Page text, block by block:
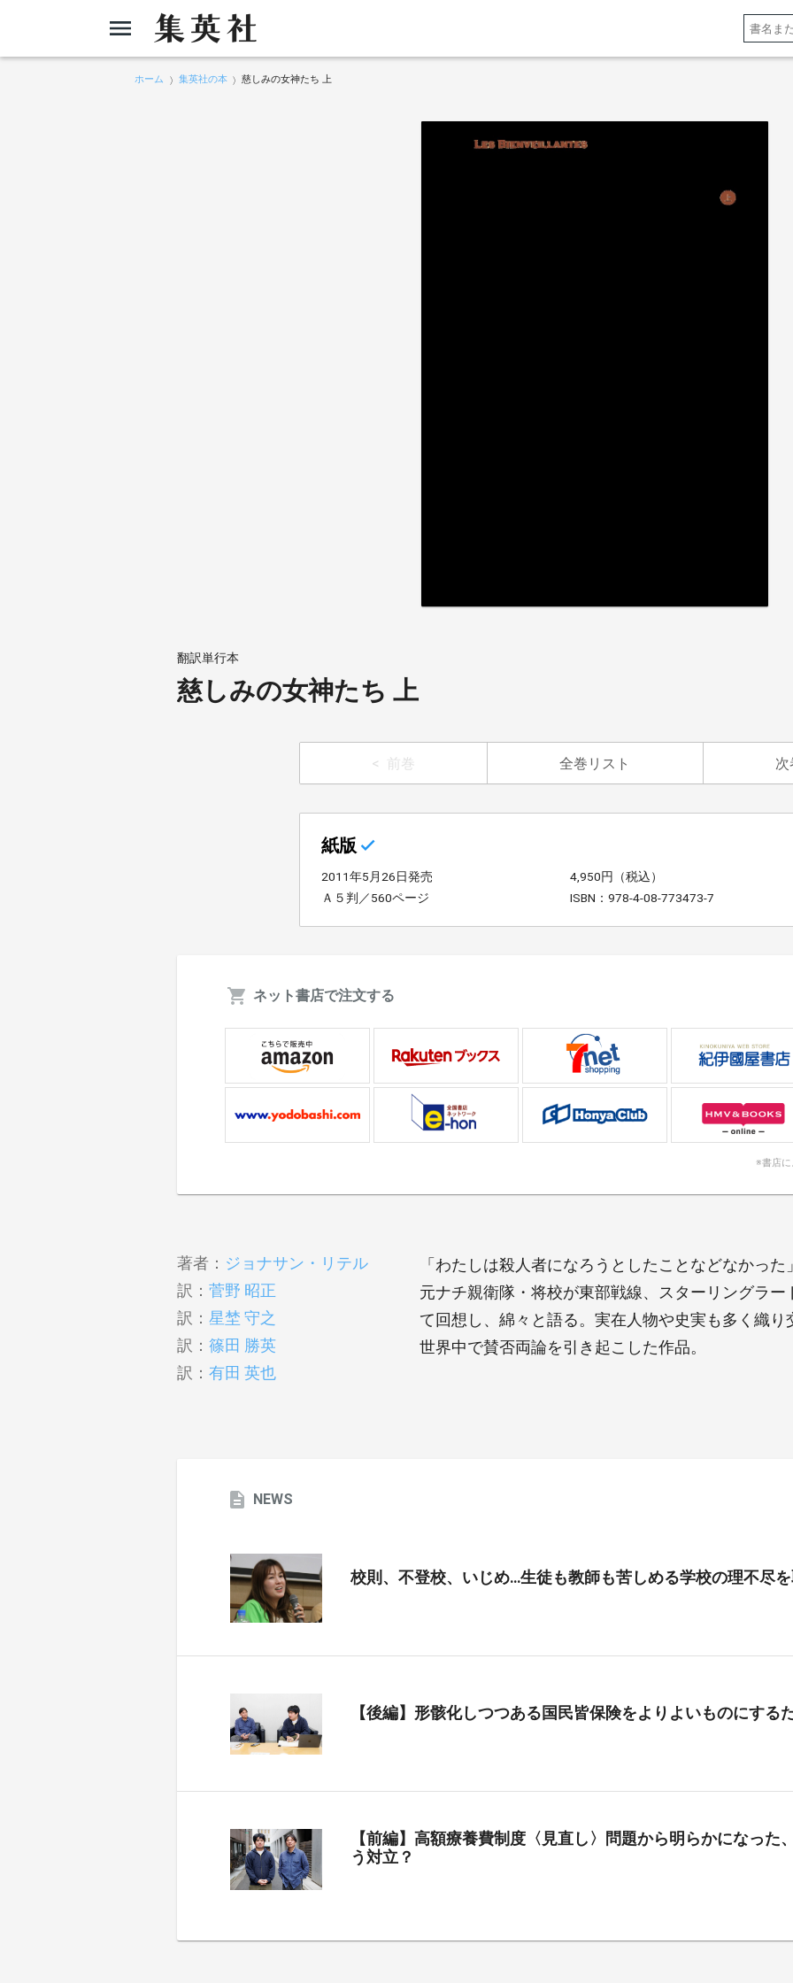
ホーム 集英社の本 慈しみの女神たち 上
翻訳単行本
慈しみの女神たち 上
前巻 全巻リスト 次
紙版
2011年5月26日発売
4,950円（税込）
Ａ５判／560ページ
ISBN：978-4-08-773473-7
ネット書店で注文する
※書店に
著者： ジョナサン・リテル
訳： 菅野 昭正
訳： 星埜 守之
訳： 篠田 勝英
訳： 有田 英也
「わたしは殺人者になろうとしたことなどなかった
元ナチ親衛隊・将校が東部戦線、スターリングラ
て回想し、綿々と語る。実在人物や史実も多く織
世界中で賛否両論を引き起こした作品。
NEWS
校則、不登校、いじめ…生徒も教師も苦しめる学校の理不尽
【後編】形骸化しつつある国民皆保険をよりよいものにする
【前編】高額療養費制度〈見直し〉問題から明らかになった
う対立？